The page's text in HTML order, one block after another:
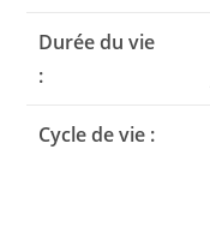
Durée du vie
:
Cycle de vie :